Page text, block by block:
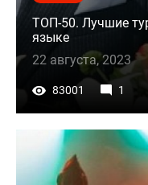
ТОП-50. Лучшие
языке
22 августа, 2023
83001 1